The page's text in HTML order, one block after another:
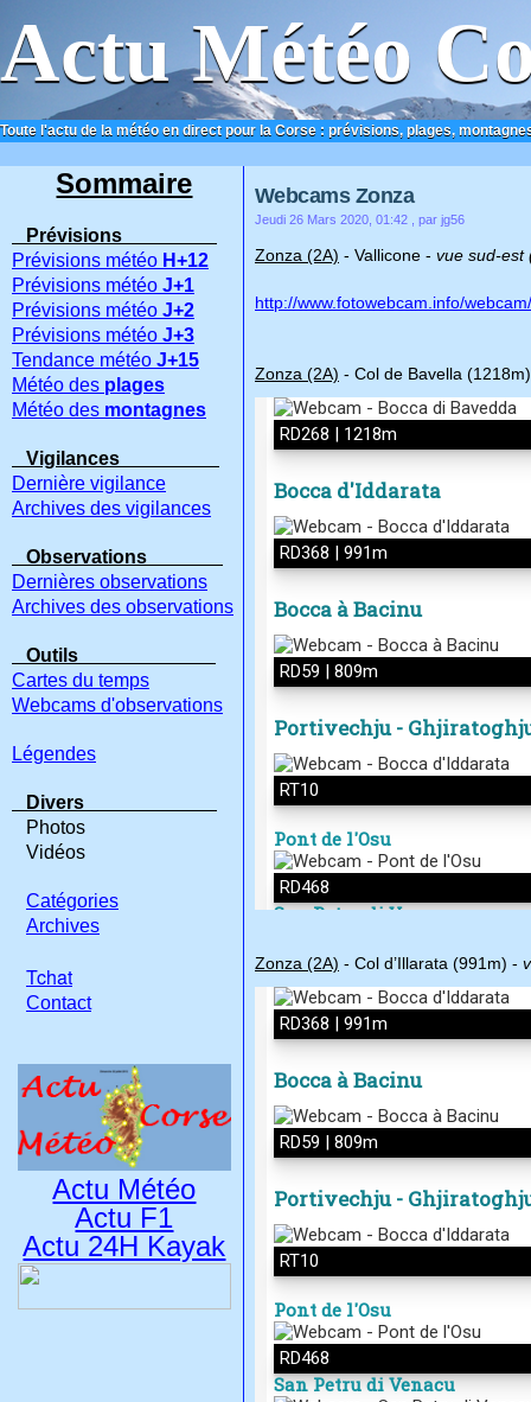
Actu Météo
Toute l'actu de la météo en direct pour la Corse : prévisions, plages,
ACCUEIL CONTACT
Webcams Zonza
Jeudi 26 Mars 2020, 01:42 , par jg56
Zonza (2A) - Vallicone - vue sud-est
http://www.fotowebcam.info/
Zonza (2A) - Col de Bavella
Zonza (2A) - Col d’Illarata (991m) -
Sommaire
Prévisions
Prévisions météo H+12
Prévisions météo J+1
Prévisions météo J+2
Prévisions météo J+3
Tendance météo J+15
Météo des plages
Météo des montagnes
Vigilances
Dernière vigilance
Archives des vigilances
Observations
Dernières observations
Archives des observations
Outils
Cartes du temps
Webcams d'observations
Légendes
Divers
Photos
Vidéos
Catégories
Archives
Tchat
Contact
Actu Météo
Actu F1
Actu 24H Kayak